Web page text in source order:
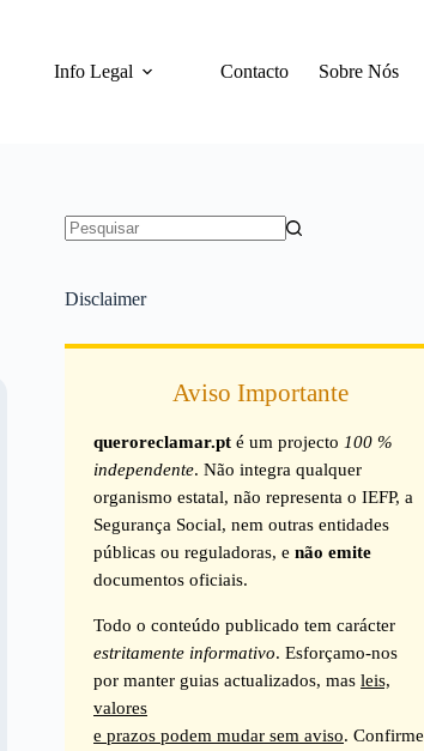
Info Legal Contacto Sobre Nós
Disclaimer
Aviso Importante
queroreclamar.pt é um projecto100 %
independente. Não integra qualquer
organismo estatal, não representa o IEFP, a
Segurança Social, nem outras entidades
públicas ou reguladoras, enão emite
documentos oficiais.
Todo o conteúdo publicado tem carácter
estritamente informativo. Esforçamo-nos
por manter guias actualizados, masleis,
valores
e prazos podem mudar sem aviso. Confirme